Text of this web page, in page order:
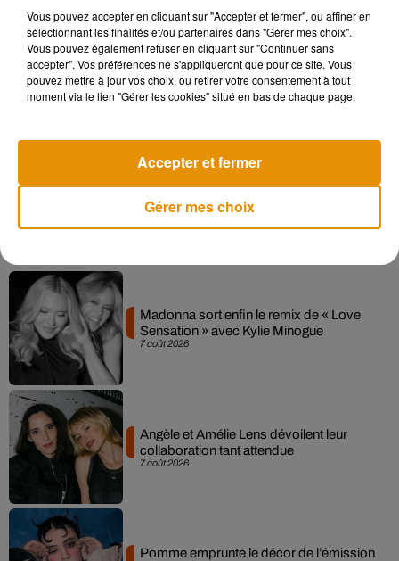
Lapeyronie touche entre 3,4 et 9 % de la population homme
adulte, la plupart du temps âgée entre 45 et 65 ans. Si cette
maladie n'a aucun traitement curatif, plusieurs traitements
ont toutefois été testés afin de tenter de diminuer la douleur
ou encore la déformation du membre. Néanmoins, l'hôpital
approfondis, ce dernier ayant décidé de quitter les lieux
contre l'avis des médecins.
7 août 2026
Madonna sort enfin le remix de « Love
Sensation » avec Kylie Minogue
7 août 2026
Angèle et Amélie Lens dévoilent leur
collaboration tant attendue
Pomme emprunte le décor de l’émission
Vous pouvez accepter en cliquant sur "Accepter et fermer", ou affiner en
sélectionnant les finalités et/ou partenaires dans "Gérer mes choix".
Vous pouvez également refuser en cliquant sur "Continuer sans
accepter". Vos préférences ne s'appliqueront que pour ce site. Vous
pouvez mettre à jour vos choix, ou retirer votre consentement à tout
moment via le lien "Gérer les cookies" situé en bas de chaque page.
Gérer mes choix
Accepter et fermer